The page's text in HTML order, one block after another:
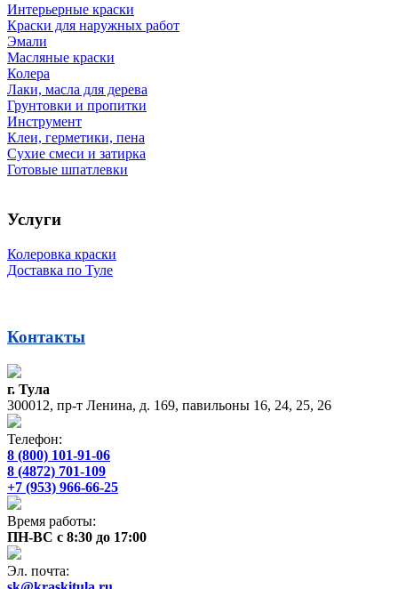
Интерьерные краски
Краски для наружных работ
Эмали
Масляные краски
Колера
Лаки, масла для дерева
Грунтовки и пропитки
Инструмент
Клеи, герметики, пена
Сухие смеси и затирка
Готовые шпатлевки
Услуги
Колеровка краски
Доставка по Туле
Контакты
г. Тула
300012, пр-т Ленина, д. 169, павильоны 16, 24, 25, 26
Телефон:
8 (800) 101-91-06
8 (4872) 701-109
+7 (953) 966-66-25
Время работы:
ПН-ВС с 8:30 до 17:00
Эл. почта: